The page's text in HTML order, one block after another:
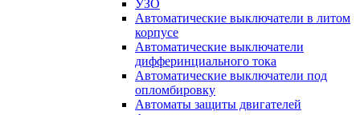
УЗО
Автоматические выключатели в литом
корпусе
Автоматические выключатели
дифферинциального тока
Автоматические выключатели под
опломбировку
Автоматы защиты двигателей